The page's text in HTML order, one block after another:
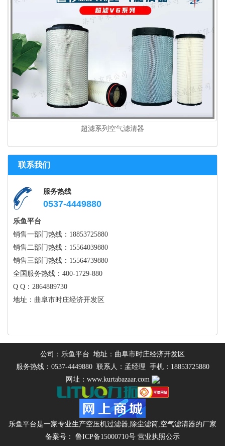
超滤系列空气滤清器
联系我们
服务热线
0537-4449880
乐鱼平台
销售一部门热线：18853725880
销售二部门热线：15564039880
销售三部门热线：15564739880
全国服务热线：400-1729-880
Q Q：2864889730
地址：曲阜市时庄经济开发区
公司：乐鱼平台 地址：曲阜市时庄经济开发区
服务热线：0537-4449880 联系人：孟经理 手机：18853725880
网址：www.kurtabazaar.com
乐鱼平台是一家专业生产空压机过滤器, 除尘滤筒,空气滤清器的厂家
备案号：
鲁ICP备15000710号 营业执照公示